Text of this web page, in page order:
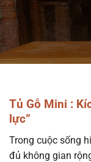
Tủ Gỗ Mini :
lực”
Trong cuộc sống
đủ không gian